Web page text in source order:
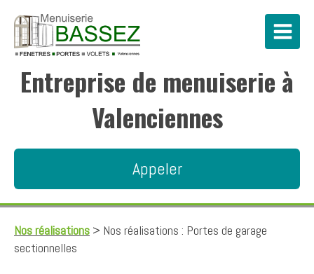
Entreprise de menuiserie à
Valenciennes
Appeler
Nos réalisations > Nos réalisations : Portes de garage
sectionnelles